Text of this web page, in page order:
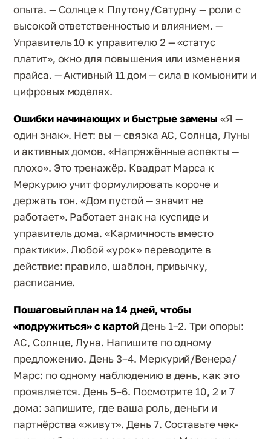
опыта. — Солнце к Плутону/Сатурну — роли с
высокой ответственностью и влиянием. —
Управитель 10 к управителю 2 — «статус
платит», окно для повышения или изменения
прайса. — Активный 11 дом — сила в комьюнити и
цифровых моделях.
Ошибки начинающих и быстрые замены «Я —
один знак». Нет: вы — связка АС, Солнца, Луны
и активных домов. «Напряжённые аспекты —
плохо». Это тренажёр. Квадрат Марса к
Меркурию учит формулировать короче и
держать тон. «Дом пустой — значит не
работает». Работает знак на куспиде и
управитель дома. «Кармичность вместо
практики». Любой «урок» переводите в
действие: правило, шаблон, привычку,
расписание.
Пошаговый план на 14 дней, чтобы
«подружиться» с картойДень 1–2. Три опоры:
АС, Солнце, Луна. Напишите по одному
предложению. День 3–4. Меркурий/Венера/
Марс: по одному наблюдению в день, как это
проявляется. День 5–6. Посмотрите 10, 2 и 7
дома: запишите, где ваша роль, деньги и
партнёрства «живут». День 7. Составьте чек-